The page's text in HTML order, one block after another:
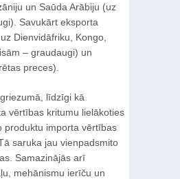
un Saūda Arābiju (uz
Savukārt eksporta
Dienvidāfriku, Kongo,
– graudaugi) un
preces).
līdzīgi kā
vērtības kritumu lielākoties
produktu importa vērtības
saruka jau vienpadsmito
Samazinājās arī
mehānismu ierīču un